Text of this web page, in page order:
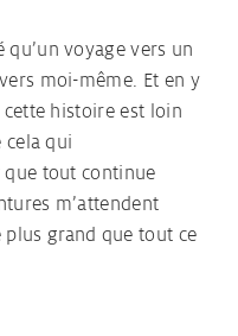
qu’un voyage vers un
moi-même. Et en y
cette histoire est loin
cela qui
que tout continue
m’attendent
grand que tout ce